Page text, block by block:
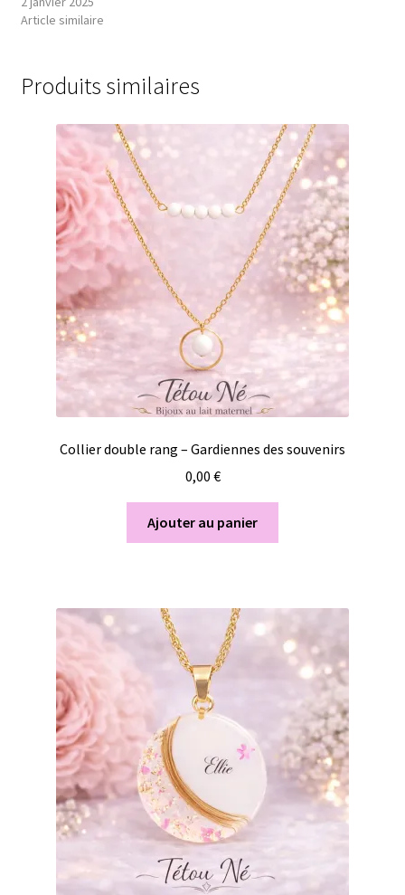
Article similaire
Produits similaires
Collier double rang – Gardiennes des souvenirs
0,00 €
Ajouter au panier